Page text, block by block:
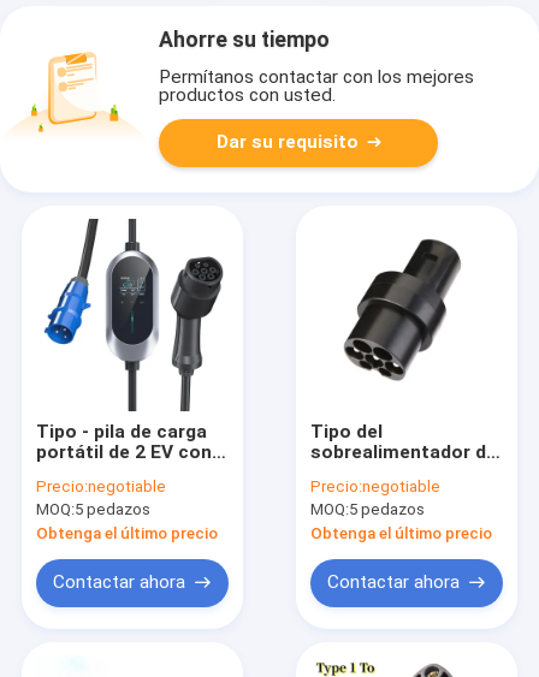
Ahorre su tiempo
Permítanos contactar con los mejores
productos con usted.
Dar su requisito
Tipo - pila de carga
portátil de 2 EV con
enchufe de la fase
Precio:negotiable
MOQ:5 pedazos
Obtenga el último precio
Contactar ahora
Tipo del
sobrealimentador de
2 adaptadores para
el Tesla Model S 3 X
Y
Precio:negotiable
MOQ:5 pedazos
Obtenga el último precio
Contactar ahora